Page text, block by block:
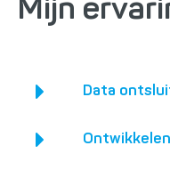
Mijn
Data